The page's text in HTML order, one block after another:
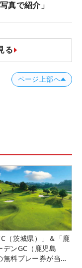
真で紹介」
る
ページ上部へ
（茨城県）」＆「鹿
デンGC（鹿児島
無料プレー券が当た